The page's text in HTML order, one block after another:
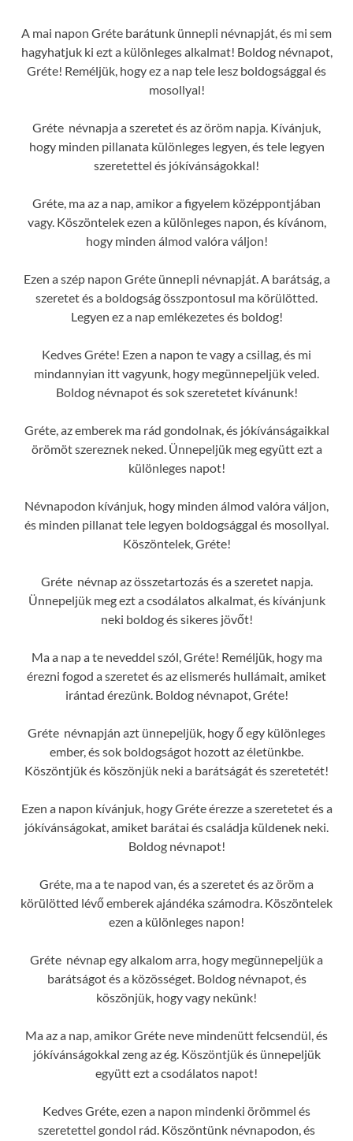
A mai napon Gréte barátunk ünnepli névnapját, és mi sem
hagyhatjuk ki ezt a különleges alkalmat! Boldog névnapot,
Gréte! Reméljük, hogy ez a nap tele lesz boldogsággal és
mosollyal!
Gréte névnapja a szeretet és az öröm napja. Kívánjuk,
hogy minden pillanata különleges legyen, és tele legyen
szeretettel és jókívánságokkal!
Gréte, ma az a nap, amikor a figyelem középpontjában
vagy. Köszöntelek ezen a különleges napon, és kívánom,
hogy minden álmod valóra váljon!
Ezen a szép napon Gréte ünnepli névnapját. A barátság, a
szeretet és a boldogság összpontosul ma körülötted.
Legyen ez a nap emlékezetes és boldog!
Kedves Gréte! Ezen a napon te vagy a csillag, és mi
mindannyian itt vagyunk, hogy megünnepeljük veled.
Boldog névnapot és sok szeretetet kívánunk!
Gréte, az emberek ma rád gondolnak, és jókívánságaikkal
örömöt szereznek neked. Ünnepeljük meg együtt ezt a
különleges napot!
Névnapodon kívánjuk, hogy minden álmod valóra váljon,
és minden pillanat tele legyen boldogsággal és mosollyal.
Köszöntelek, Gréte!
Gréte névnap az összetartozás és a szeretet napja.
Ünnepeljük meg ezt a csodálatos alkalmat, és kívánjunk
neki boldog és sikeres jövőt!
Ma a nap a te neveddel szól, Gréte! Reméljük, hogy ma
érezni fogod a szeretet és az elismerés hullámait, amiket
irántad érezünk. Boldog névnapot, Gréte!
Gréte névnapján azt ünnepeljük, hogy ő egy különleges
ember, és sok boldogságot hozott az életünkbe.
Köszöntjük és köszönjük neki a barátságát és szeretetét!
Ezen a napon kívánjuk, hogy Gréte érezze a szeretetet és a
jókívánságokat, amiket barátai és családja küldenek neki.
Boldog névnapot!
Gréte, ma a te napod van, és a szeretet és az öröm a
körülötted lévő emberek ajándéka számodra. Köszöntelek
ezen a különleges napon!
Gréte névnap egy alkalom arra, hogy megünnepeljük a
barátságot és a közösséget. Boldog névnapot, és
köszönjük, hogy vagy nekünk!
Ma az a nap, amikor Gréte neve mindenütt felcsendül, és
jókívánságokkal zeng az ég. Köszöntjük és ünnepeljük
együtt ezt a csodálatos napot!
Kedves Gréte, ezen a napon mindenki örömmel és
szeretettel gondol rád. Köszöntünk névnapodon, és